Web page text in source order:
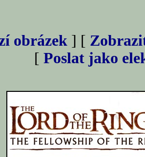
obrázek ] [
[ Poslat jako